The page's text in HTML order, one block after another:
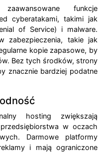
funkcje
cyberatakami, takimi jak
of Service) i malware.
zabezpieczenia, takie jak
kopie zapasowe, by
Bez tych środków, strony
znacznie bardziej podatne
hosting zwiększają
w oczach
Darmowe platformy
i mają ograniczone